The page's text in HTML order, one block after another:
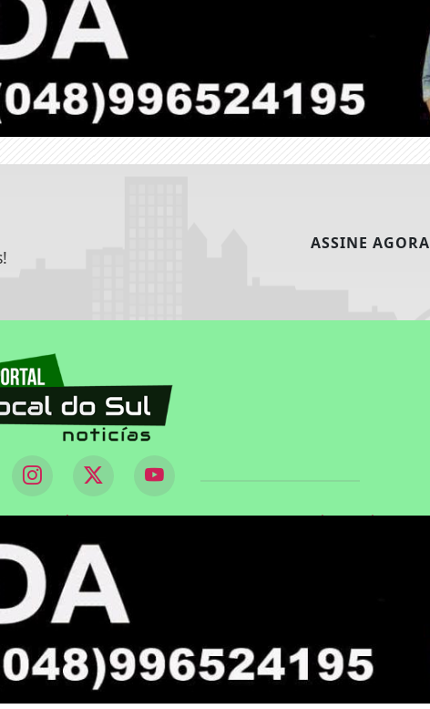
ASSINE AGORA
| | |
DO SUL - TODOS OS DIREITOS RESERVADOS.
Ao continuar o acesso, entendemos que você